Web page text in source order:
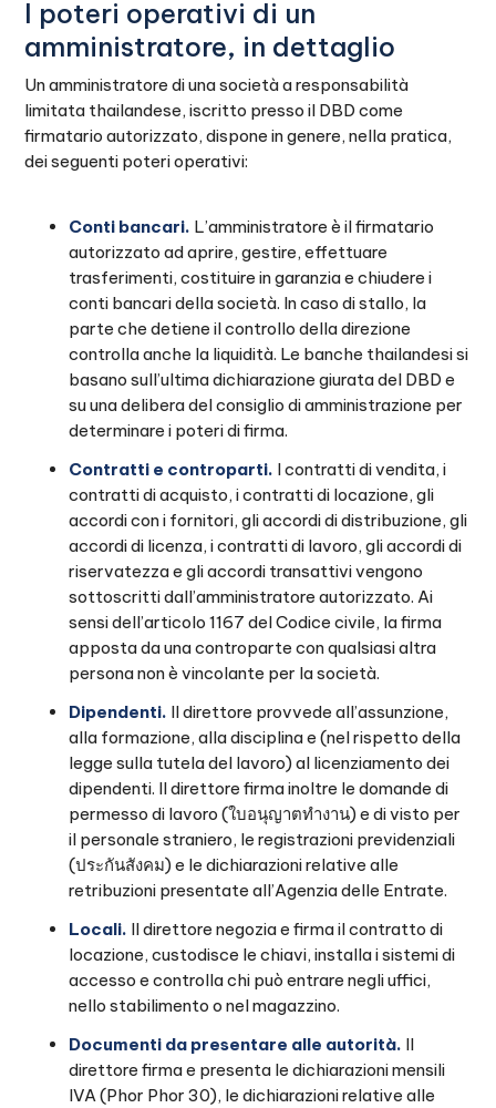
I poteri operativi di un
amministratore, in dettaglio
Un amministratore di una società a responsabilità
limitata thailandese, iscritto presso il DBD come
firmatario autorizzato, dispone in genere, nella pratica,
dei seguenti poteri operativi:
Conti bancari. L’amministratore è il firmatario
autorizzato ad aprire, gestire, effettuare
trasferimenti, costituire in garanzia e chiudere i
conti bancari della società. In caso di stallo, la
parte che detiene il controllo della direzione
controlla anche la liquidità. Le banche thailandesi si
basano sull’ultima dichiarazione giurata del DBD e
su una delibera del consiglio di amministrazione per
determinare i poteri di firma.
Contratti e controparti. I contratti di vendita, i
contratti di acquisto, i contratti di locazione, gli
accordi con i fornitori, gli accordi di distribuzione, gli
accordi di licenza, i contratti di lavoro, gli accordi di
riservatezza e gli accordi transattivi vengono
sottoscritti dall’amministratore autorizzato. Ai
sensi dell’articolo 1167 del Codice civile, la firma
apposta da una controparte con qualsiasi altra
persona non è vincolante per la società.
Dipendenti. Il direttore provvede all’assunzione,
alla formazione, alla disciplina e (nel rispetto della
legge sulla tutela del lavoro) al licenziamento dei
dipendenti. Il direttore firma inoltre le domande di
permesso di lavoro (ใบอนุญาตทำงาน) e di visto per
il personale straniero, le registrazioni previdenziali
(ประกันสังคม) e le dichiarazioni relative alle
retribuzioni presentate all’Agenzia delle Entrate.
Locali. Il direttore negozia e firma il contratto di
locazione, custodisce le chiavi, installa i sistemi di
accesso e controlla chi può entrare negli uffici,
nello stabilimento o nel magazzino.
Documenti da presentare alle autorità. Il
direttore firma e presenta le dichiarazioni mensili
IVA (Phor Phor 30), le dichiarazioni relative alle